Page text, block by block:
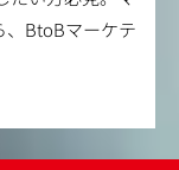
、BtoBマーケテ